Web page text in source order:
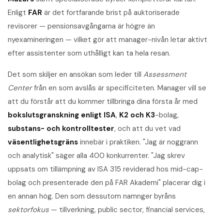
Enligt FAR är det fortfarande brist på auktoriserade
revisorer — pensionsavgångarna är högre än
nyexamineringen — vilket gör att manager-nivån letar aktivt
efter assistenter som uthålligt kan ta hela resan.
Det som skiljer en ansökan som leder till Assessment
Centerfrån en som avslås är specificiteten. Manager vill se
att du förstår att du kommer tillbringa dina första år med
bokslutsgranskning enligt ISA, K2 och K3-bolag,
substans- och kontrolltester, och att du vet vad
väsentlighetsgräns innebär i praktiken. "Jag är noggrann
och analytisk" säger alla 400 konkurrenter. "Jag skrev
uppsats om tillämpning av ISA 315 reviderad hos mid-cap-
bolag och presenterade den på FAR Akademi" placerar dig i
en annan hög. Den som dessutom namnger byråns
sektorfokus — tillverkning, public sector, financial services,